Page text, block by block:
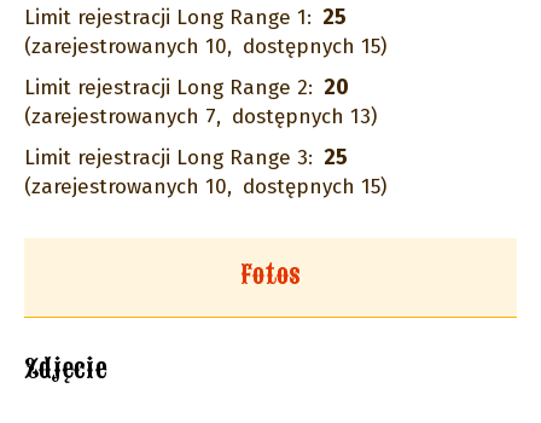
Limit rejestracji Long Range 1: 25
(zarejestrowanych 10, dostępnych 15)
Limit rejestracji Long Range 2: 20
(zarejestrowanych 7, dostępnych 13)
Limit rejestracji Long Range 3: 25
(zarejestrowanych 10, dostępnych 15)
Fotos
Zdjęcie